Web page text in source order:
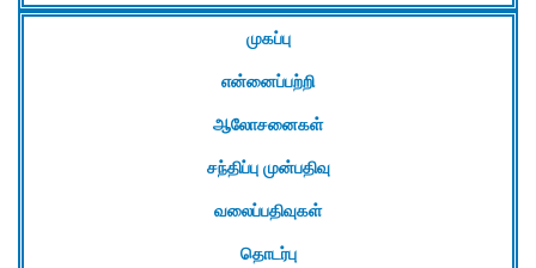
முகப்பு
என்னைப்பற்றி
ஆலோசனைகள்
சந்திப்பு முன்பதிவு
வலைப்பதிவுகள்
தொடர்பு